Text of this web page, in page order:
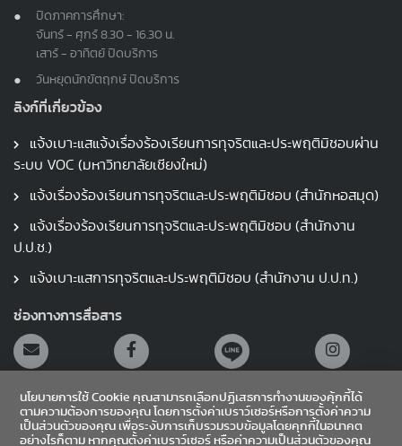
ปิดภาคการศึกษา:
จันทร์ - ศุกร์ 8.30 - 16.30 น.
เสาร์ - อาทิตย์ ปิดบริการ
วันหยุดนักขัตฤกษ์ ปิดบริการ
ลิงก์ที่เกี่ยวข้อง
แจ้งเบาะแสแจ้งเรื่องร้องเรียนการทุจริตและประพฤติมิชอบผ่าน
ระบบ VOC (มหาวิทยาลัยเชียงใหม่)
แจ้งเรื่องร้องเรียนการทุจริตและประพฤติมิชอบ (สำนักหอสมุด)
แจ้งเรื่องร้องเรียนการทุจริตและประพฤติมิชอบ (สำนักงาน
ป.ป.ช.)
แจ้งเบาะแสการทุจริตและประพฤติมิชอบ (สำนักงาน ป.ป.ท.)
ช่องทางการสื่อสาร
นโยบายการใช้ Cookie คุณสามารถเลือกปฏิเสธการทำงานของคุ้กกี้ได้
ตามความต้องการของคุณ โดยการตั้งค่าเบราว์เซอร์หรือการตั้งค่าความ
เป็นส่วนตัวของคุณ เพื่อระงับการเก็บรวมรวบข้อมูลโดยคุกกี้ในอนาคต
อย่างไรก็ตาม หากคุณตั้งค่าเบราว์เซอร์ หรือค่าความเป็นส่วนตัวของคุณ